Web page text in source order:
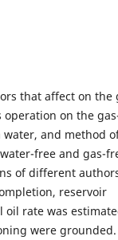
that affect on the
on the
and method
free and gas-
of different
reservoir
rate was
were grounded.